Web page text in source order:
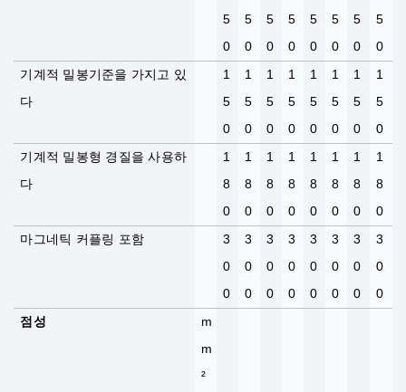
5
0
5
0
5
0
5
0
5
0
5
0
5
0
5
0
기계적 밀봉기준을 가지고 있
다
1
5
0
1
5
0
1
5
0
1
5
0
1
5
0
1
5
0
1
5
0
1
5
0
기계적 밀봉형 경질을 사용하
다
1
8
0
1
8
0
1
8
0
1
8
0
1
8
0
1
8
0
1
8
0
1
8
0
마그네틱 커플링 포함
3
0
0
3
0
0
3
0
0
3
0
0
3
0
0
3
0
0
3
0
0
3
0
0
점성
m
m
²